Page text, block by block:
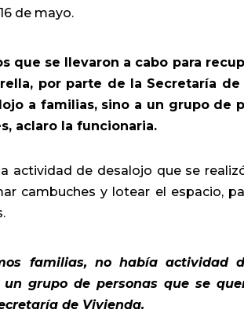
de mayo.
que se llevaron a cabo para
por parte de la Secretaría
a familias, sino a un grupo de
aclaro la funcionaria.
actividad de desalojo que se
cambuches y lotear el espacio,
familias, no había actividad
un grupo de personas que se
de Vivienda.